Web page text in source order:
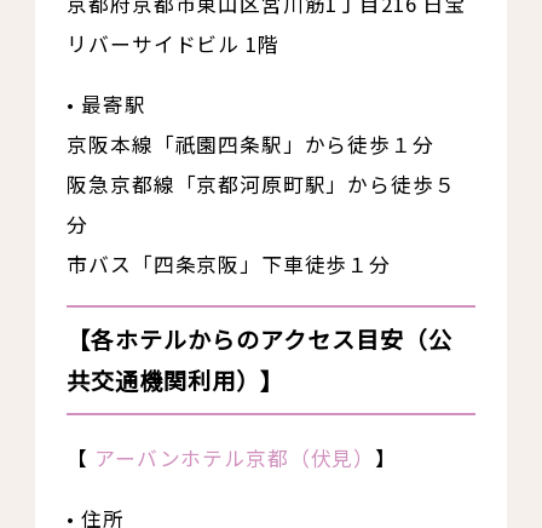
リバーサイドビル 1階
• 最寄駅
京阪本線「祇園四条駅」から徒歩１分
阪急京都線「京都河原町駅」から徒歩５
分
市バス「四条京阪」下車徒歩１分
【各ホテルからのアクセス目安（公
共交通機関利用）】
【 アーバンホテル京都（伏見） 】
• 住所